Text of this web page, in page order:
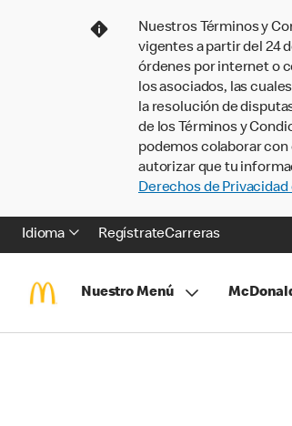
Nuestros Términos y
vigentes a partir del 24
órdenes por internet o
los asociados, las
la resolución de
de los Términos y
podemos colaborar
autorizar que tu
Derechos de Privacidad
Idioma RegístrateCarreras
Nuestro Menú